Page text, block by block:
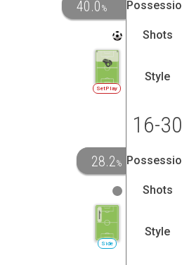
40.0 %
Shots
SetPlay
Style
16-30
28.2%
Shots
Side
Style